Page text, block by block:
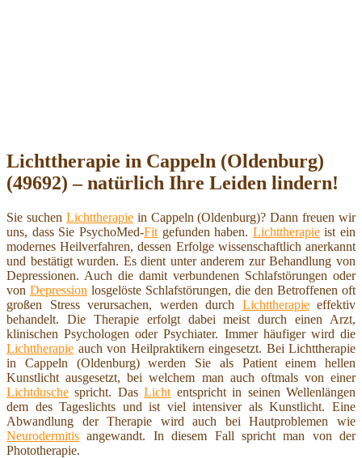
Lichttherapie in Cappeln (Oldenburg)
(49692) – natürlich Ihre Leiden lindern!
Sie suchen Lichttherapiein Cappeln (Oldenburg)? Dann freuen wir
uns, dass Sie PsychoMed-Fitgefunden haben. Lichttherapieist ein
modernes Heilverfahren, dessen Erfolge wissenschaftlich anerkannt
und bestätigt wurden. Es dient unter anderem zur Behandlung von
Depressionen. Auch die damit verbundenen Schlafstörungen oder
von Depression losgelöste Schlafstörungen, die den Betroffenen oft
großen Stress verursachen, werden durch Lichttherapieeffektiv
behandelt. Die Therapie erfolgt dabei meist durch einen Arzt,
klinischen Psychologen oder Psychiater. Immer häufiger wird die
Lichttherapie auch von Heilpraktikern eingesetzt. Bei Lichttherapie
in Cappeln (Oldenburg) werden Sie als Patient einem hellen
Kunstlicht ausgesetzt, bei welchem man auch oftmals von einer
Lichtdusche spricht. DasLicht entspricht in seinen Wellenlängen
dem des Tageslichts und ist viel intensiver als Kunstlicht. Eine
Abwandlung der Therapie wird auch bei Hautproblemen wie
Neurodermitis angewandt. In diesem Fall spricht man von der
Phototherapie.